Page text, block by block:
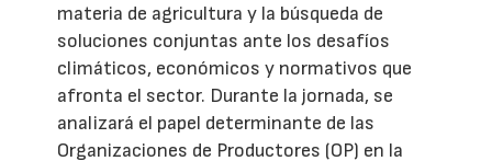
materia de agricultura y la búsqueda de
soluciones conjuntas ante los desafíos
climáticos, económicos y normativos que
afronta el sector. Durante la jornada, se
analizará el papel determinante de las
Organizaciones de Productores (OP) en la